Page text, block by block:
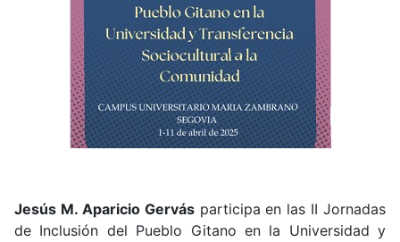
Jesús M. Aparicio Gervásparticipa en las II Jornadas
de Inclusión del Pueblo Gitano en la Universidad y